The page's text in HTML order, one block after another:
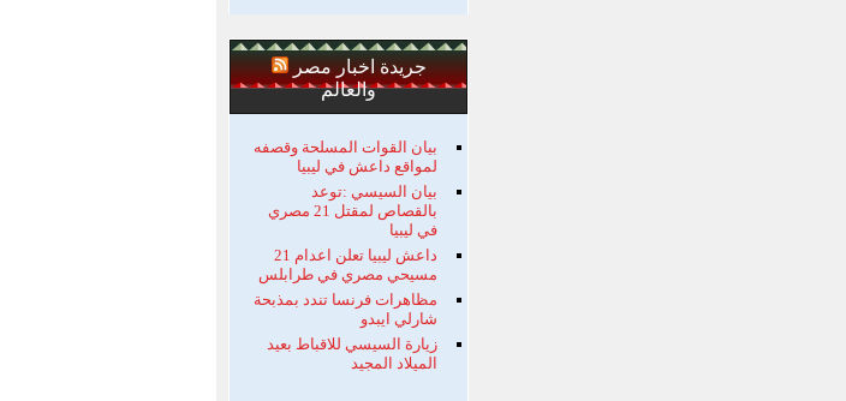
جريدة اخبار مصر
والعالم
بيان القوات المسلحة وقصفه
لمواقع داعش في ليبيا
بيان السيسي :توعد
بالقصاص لمقتل 21 مصري
في ليبيا
داعش ليبيا تعلن اعدام 21
مسيحي مصري في طرابلس
مظاهرات فرنسا تندد بمذبحة
شارلي ايبدو
زيارة السيسي للاقباط بعيد
الميلاد المجيد